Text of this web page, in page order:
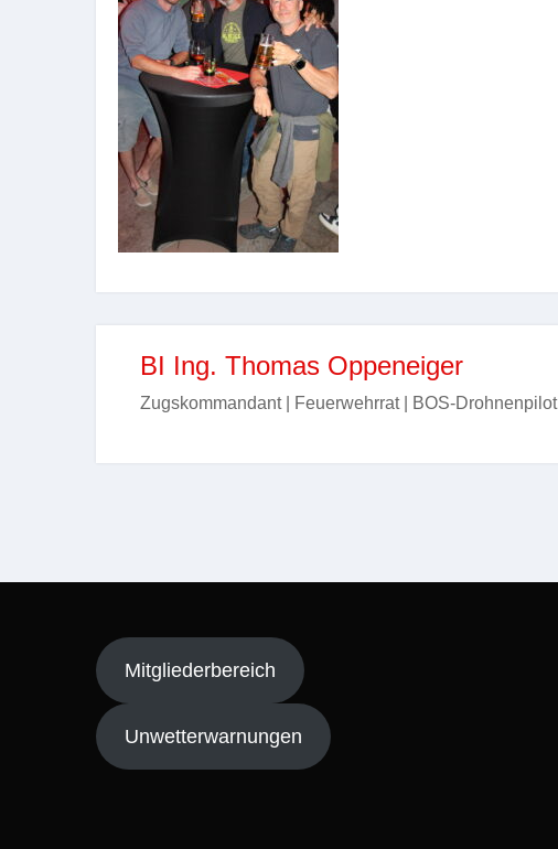
BI Ing. Thomas Oppeneiger
Zugskommandant | Feuerwehrrat | BOS-Drohnenpilot
Mitgliederbereich
Unwetterwarnungen